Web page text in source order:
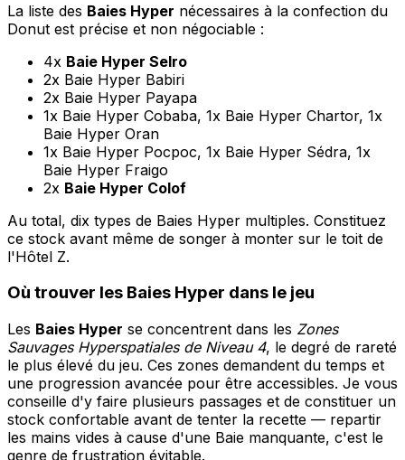
La liste des Baies Hyper nécessaires à la confection du
Donut est précise et non négociable :
4x Baie Hyper Selro
2x Baie Hyper Babiri
2x Baie Hyper Payapa
1x Baie Hyper Cobaba, 1x Baie Hyper Chartor, 1x
Baie Hyper Oran
1x Baie Hyper Pocpoc, 1x Baie Hyper Sédra, 1x
Baie Hyper Fraigo
2x Baie Hyper Colof
Au total, dix types de Baies Hyper multiples. Constituez
ce stock avant même de songer à monter sur le toit de
l'Hôtel Z.
Où trouver les Baies Hyper dans le jeu
Les Baies Hyper se concentrent dans les Zones
Sauvages Hyperspatiales de Niveau 4, le degré de rareté
le plus élevé du jeu. Ces zones demandent du temps et
une progression avancée pour être accessibles. Je vous
conseille d'y faire plusieurs passages et de constituer un
stock confortable avant de tenter la recette — repartir
les mains vides à cause d'une Baie manquante, c'est le
genre de frustration évitable.